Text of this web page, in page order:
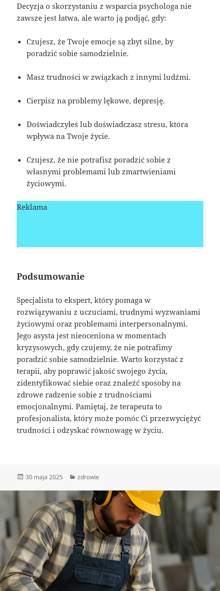
Decyzja o skorzystaniu z wsparcia psychologa nie
zawsze jest łatwa, ale warto ją podjąć, gdy:
Czujesz, że Twoje emocje są zbyt silne, by
poradzić sobie samodzielnie.
Masz trudności w związkach z innymi ludźmi.
Cierpisz na problemy lękowe, depresję.
Doświadczyłeś lub doświadczasz stresu, która
wpływa na Twoje życie.
Czujesz, że nie potrafisz poradzić sobie z
własnymi problemami lub zmartwieniami
życiowymi.
Reklama
Podsumowanie
Specjalista to ekspert, który pomaga w
rozwiązywaniu z uczuciami, trudnymi wyzwaniami
życiowymi oraz problemami interpersonalnymi.
Jego asysta jest nieoceniona w momentach
kryzysowych, gdy czujemy, że nie potrafimy
poradzić sobie samodzielnie. Warto korzystać z
terapii, aby poprawić jakość swojego życia,
zidentyfikować siebie oraz znaleźć sposoby na
zdrowe radzenie sobie z trudnościami
emocjonalnymi. Pamiętaj, że terapeuta to
profesjonalista, który może pomóc Ci przezwyciężyć
trudności i odzyskać równowagę w życiu.
Data
30 maja 2025 Kategorie
zdrowie